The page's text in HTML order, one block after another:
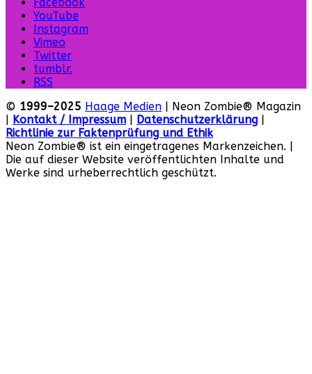
Facebook
YouTube
Instagram
Vimeo
Twitter
tumblr.
RSS
© 1999–2025 Haage Medien | Neon Zombie® Magazin
Kontakt / Impressum Datenschutzerklärung
Richtlinie zur Faktenprüfung und Ethik
Neon Zombie® ist ein eingetragenes Markenzeichen. |
Die auf dieser Website veröffentlichten Inhalte und
Werke sind urheberrechtlich geschützt.